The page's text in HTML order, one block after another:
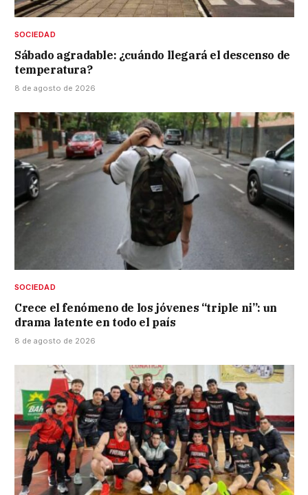
SOCIEDAD
Sábado agradable: ¿cuándo llegará el descenso de
temperatura?
8 de agosto de 2026
SOCIEDAD
Crece el fenómeno de los jóvenes “triple ni”: un
drama latente en todo el país
8 de agosto de 2026